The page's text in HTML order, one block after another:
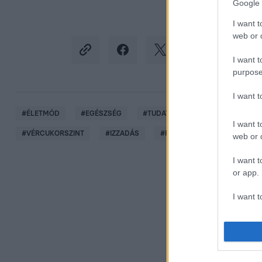
Google
I want
web or
I want
I want
I want
web or
I want
or app.
I want
I want
#ÉLETMÓD #EGÉSZSÉG #TUDATOS TÁPLÁLKOZÁS
#VÉRCUKORSZINT # IZZADÁS #FITT